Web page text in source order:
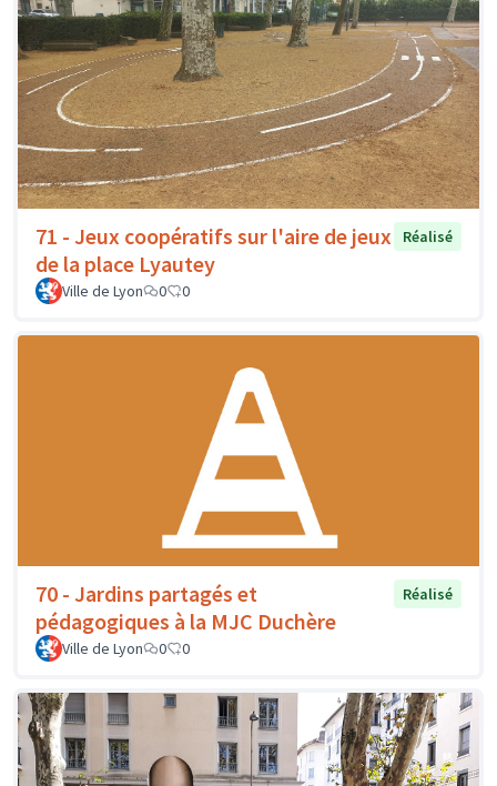
71 - Jeux coopératifs sur l'aire de jeux
de la place Lyautey
Réalisé
Ville de Lyon 0 0
70 - Jardins partagés et
pédagogiques à la MJC Duchère
Réalisé
Ville de Lyon 0 0